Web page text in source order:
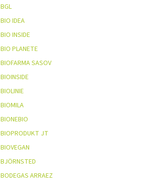
BGL
BIO IDEA
BIO INSIDE
BIO PLANETE
BIOFARMA SASOV
BIOINSIDE
BIOLINIE
BIOMILA
BIONEBIO
BIOPRODUKT JT
BIOVEGAN
BJÖRNSTED
BODEGAS ARRAEZ